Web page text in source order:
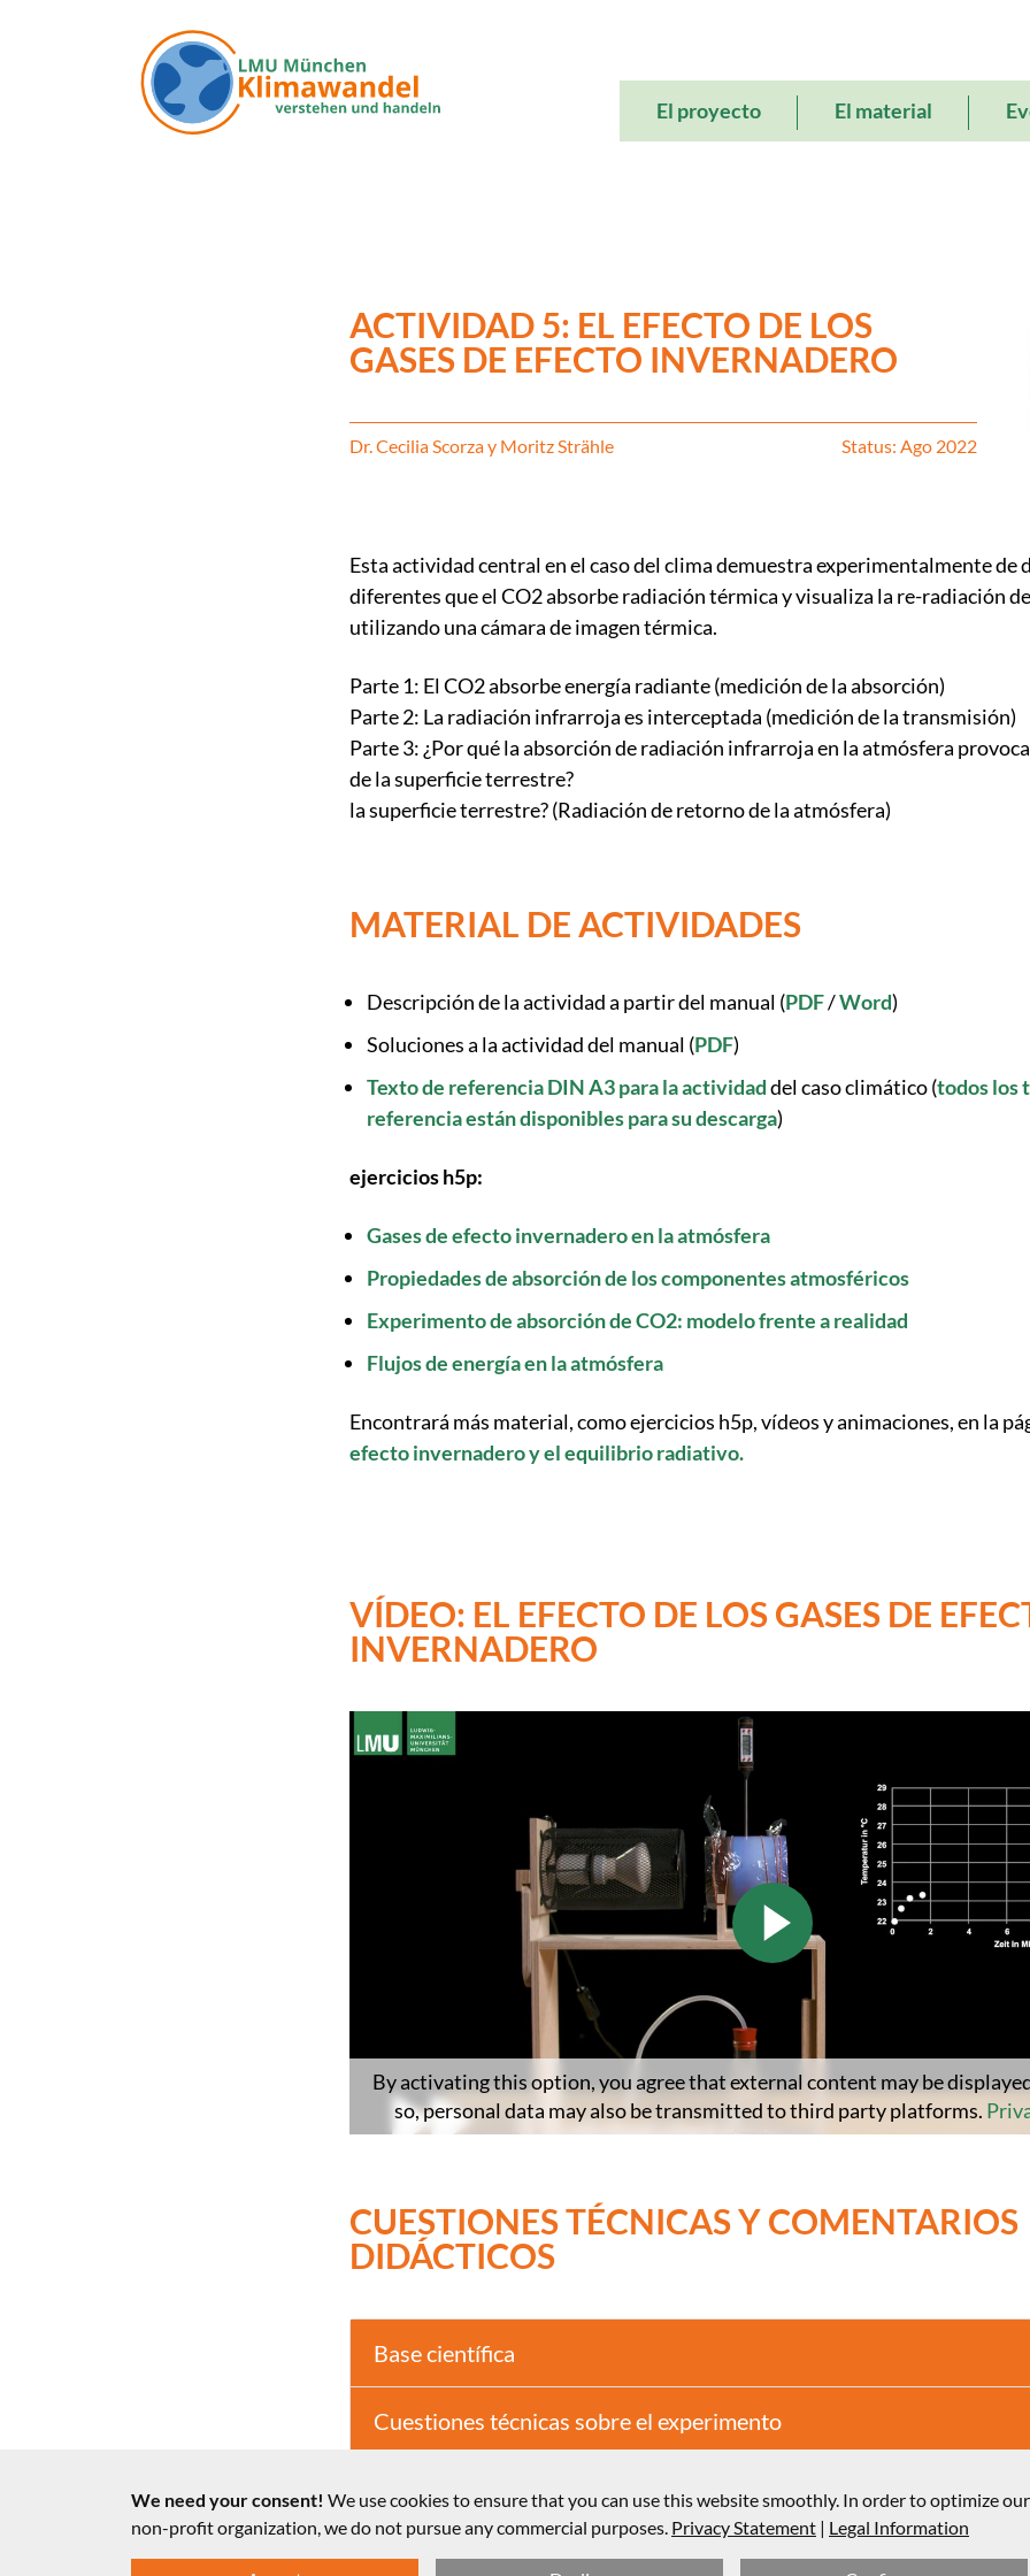
Main
navigation
El proyecto El material
ACTIVIDAD 5: EL EFECTO DE LOS
GASES DE EFECTO INVERNADERO
Dr. Cecilia Scorza y Moritz Strähle Status: Ago 2022
Esta actividad central en el caso del clima demuestra experimentalmente de
diferentes que el CO2 absorbe radiación térmica y visualiza la re-radiación
utilizando una cámara de imagen térmica.
Parte 1: El CO2 absorbe energía radiante (medición de la absorción)
Parte 2: La radiación infrarroja es interceptada (medición de la transmisión)
Parte 3: ¿Por qué la absorción de radiación infrarroja en la atmósfera
de la superficie terrestre?
la superficie terrestre? (Radiación de retorno de la atmósfera)
MATERIAL DE ACTIVIDADES
Descripción de la actividad a partir del manual (PDF/Word)
Soluciones a la actividad del manual (PDF)
Texto de referencia DIN A3 para la actividaddel caso climático (todos los
referencia están disponibles para su descarga)
ejercicios h5p:
Gases de efecto invernadero en la atmósfera
Propiedades de absorción de los componentes atmosféricos
Experimento de absorción de CO2: modelo frente a realidad
Flujos de energía en la atmósfera
Encontrará más material, como ejercicios h5p, vídeos y animaciones, en la
efecto invernadero y el equilibrio radiativo.
VÍDEO: EL EFECTO DE LOS GASES DE
INVERNADERO
By activating this option, you agree that external content may be
so, personal data may also be transmitted to third party platforms.
CUESTIONES TÉCNICAS Y COMENTARIOS
DIDÁCTICOS
Base científica
Cuestiones técnicas sobre el experimento
Notas sobre la estructura y la preparación, así como comentarios
We need your consent! We use cookies to ensure that you can use this website smoothly. In order to optimize
non-profit organization, we do not pursue any commercial purposes. Privacy Statement | Legal Information